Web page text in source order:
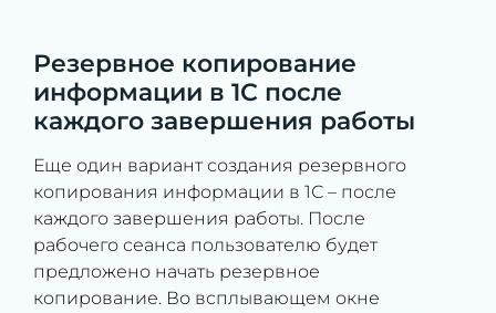
Резервное копирование
информации в 1С после
каждого завершения работы
Еще один вариант создания резервного
копирования информации в 1С – после
каждого завершения работы. После
рабочего сеанса пользователю будет
предложено начать резервное
копирование. Во всплывающем окне